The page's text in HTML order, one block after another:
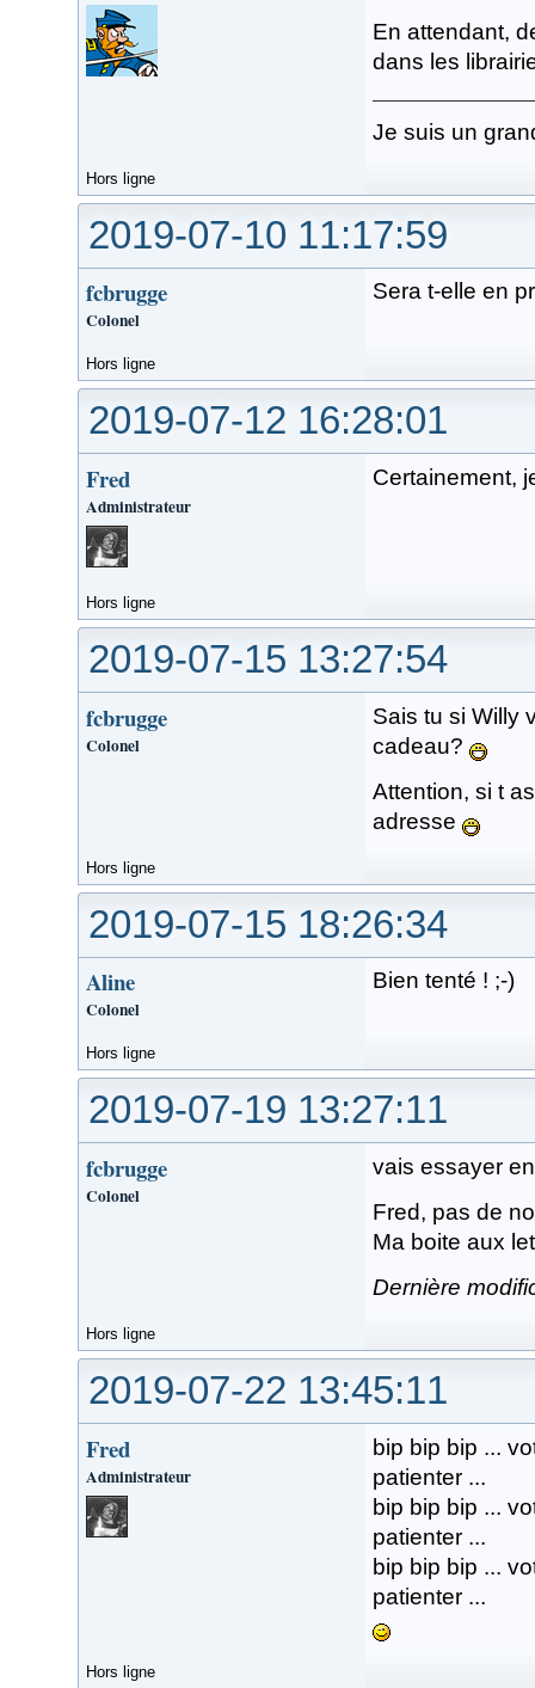
En attendant,
dans les
Je suis un
Hors ligne
2019-07-10 11:17:59
fcbrugge
Colonel
Sera t-elle en
Hors ligne
2019-07-12 16:28:01
Fred
Administrateur
Certainement,
Hors ligne
2019-07-15 13:27:54
fcbrugge
Colonel
Sais tu si Willy
cadeau?
Attention, si t
adresse
Hors ligne
2019-07-15 18:26:34
Aline
Colonel
Bien tenté ! ;-)
Hors ligne
2019-07-19 13:27:11
fcbrugge
Colonel
vais essayer
Fred, pas de
Ma boite aux
Dernière
Hors ligne
2019-07-22 13:45:11
Fred
Administrateur
bip bip bip ...
patienter ...
bip bip bip ...
patienter ...
bip bip bip ...
patienter ...
Hors ligne